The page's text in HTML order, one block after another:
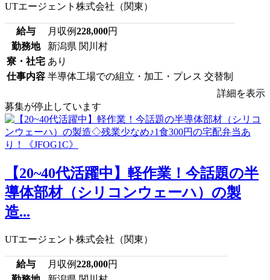
UTエージェント株式会社（関東）
給与 月収例228,000円
勤務地
新潟県 関川村
寮・社宅 あり
仕事内容 半導体工場での組立・加工・プレス 交替制
詳細を表示
募集が停止しています
【20~40代活躍中】軽作業！今話題の半
導体部材（シリコンウェーハ）の製
造...
UTエージェント株式会社（関東）
給与 月収例228,000円